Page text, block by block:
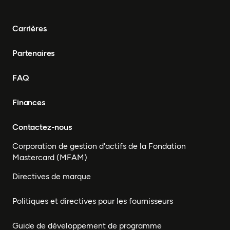
Carrières
Partenaires
FAQ
Finances
Contactez-nous
Corporation de gestion d'actifs de la Fondation
Mastercard (MFAM)
Directives de marque
Politiques et directives pour les fournisseurs
Guide de développement de programme